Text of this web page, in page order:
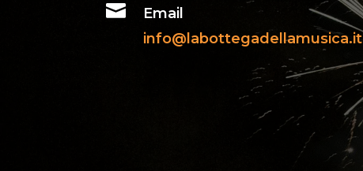

Email
info@labottegadellamusica.it